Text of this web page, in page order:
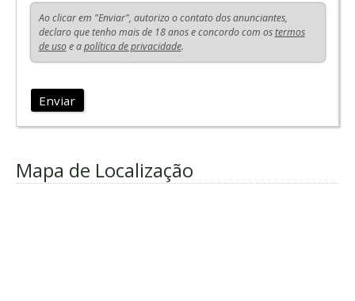
Ao clicar em "Enviar", autorizo o contato dos anunciantes,
declaro que tenho mais de 18 anos e concordo com ostermos
de usoe apolítica de privacidade.
Enviar
Mapa de Localização